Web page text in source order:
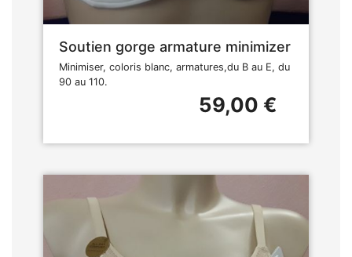
Soutien gorge armature minimizer
Minimiser, coloris blanc, armatures,du B au E, du
90 au 110.
59,00 €